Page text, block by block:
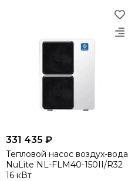
331 435 ₽
Тепловой насос воздух-вода
NuLite NL-FLM40-150II/R32
16 кВт